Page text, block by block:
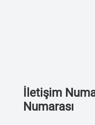
İletişim
Numarası